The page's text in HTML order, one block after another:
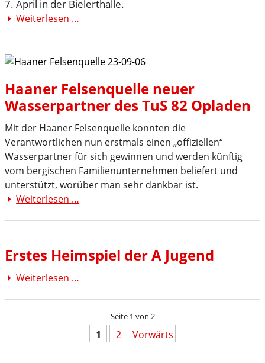
A-
Jugend
7. April in der Bielerthalle.
Weiterlesen …
Jugend
Haaner Felsenquelle neuer
Wasserpartner des TuS 82 Opladen
Mit der Haaner Felsenquelle konnten die
Verantwortlichen nun erstmals einen „offiziellen“
Wasserpartner für sich gewinnen und werden künftig
vom bergischen Familienunternehmen beliefert und
unterstützt, worüber man sehr dankbar ist.
Weiterlesen …
des
82
Opladen
Erstes Heimspiel der A Jugend
Weiterlesen …
Jugend
Seite 1 von 2
1 2 Vorwärts